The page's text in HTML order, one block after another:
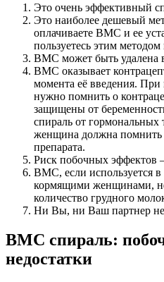
Это очень эффективный
Это наиболее дешевый
оплачиваете ВМС и ее
пользуетесь этим
ВМС может быть удалена
ВМС оказывает
момента её введения.
нужно помнить о
защищены от
спираль от гормональных
женщина должна помнить
препарата.
Риск побочных эффектов
ВМС, если используется
кормящими женщинами, не
количество грудного
Ни Вы, ни Ваш партнер
ВМС спираль:
недостатки